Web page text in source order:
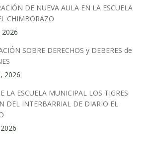
DE NUEVA AULA EN LA ESCUELA
CHIMBORAZO
SOBRE DERECHOS y DEBERES de
2026
LA ESCUELA MUNICIPAL LOS TIGRES
DEL INTERBARRIAL DE DIARIO EL